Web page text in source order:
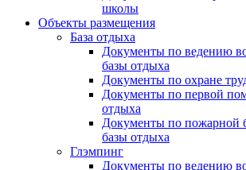
школы
Объекты размещения
База отдыха
Документы по ведению
базы отдыха
Документы по охране
Документы по первой
отдыха
Документы по пожарной
базы отдыха
Глэмпинг
Документы по ведению